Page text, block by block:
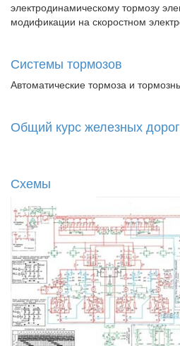
электродинамическому тормозу
модификации на скоростном
Системы тормозов
Автоматические тормоза и
Общий курс железных дорог
Схемы